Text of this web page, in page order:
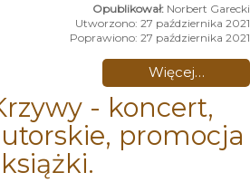
Norbert Garecki
Utworzono: 27 października 2021
Poprawiono: 27 października 2021
Więcej…
- koncert,
promocja
książki.